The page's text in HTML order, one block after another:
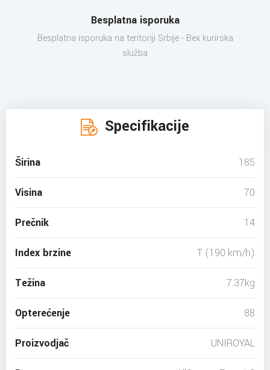
Besplatna isporuka
Besplatna isporuka na teritoriji Srbije - Bex kurirska
služba
Specifikacije
Širina 185
Visina 70
Prečnik 14
Index brzine T (190 km/h)
Težina 7.37kg
Opterećenje 88
Proizvodjač UNIROYAL